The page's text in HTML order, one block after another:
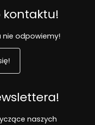
kontaktu!
nie odpowiemy!
naszych